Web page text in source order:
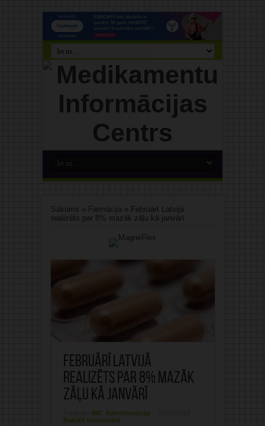
Sākums » Farmācija» Februārī Latvijā
realizēts par 8% mazāk zāļu kā janvārī
Februārī Latvijā
realizēts par 8% mazāk
zāļu kā janvārī
MIC Administrācija
Rakstīt komentāru